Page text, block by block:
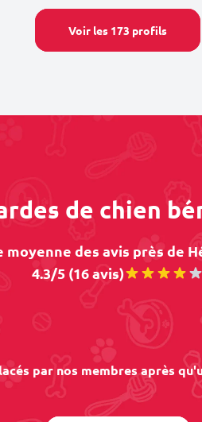
Voir les 173 profils
de chien
moyenne des avis près de
4.3/5 (16 avis)
par nos membres après